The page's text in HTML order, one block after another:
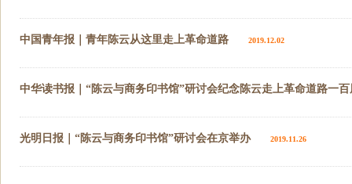
中国青年报｜青年陈云从这里走上革命道路 2019.12.02
中华读书报｜“陈云与商务印书馆”研讨会纪念陈云走上革命道路一百
光明日报｜“陈云与商务印书馆”研讨会在京举办 2019.11.26